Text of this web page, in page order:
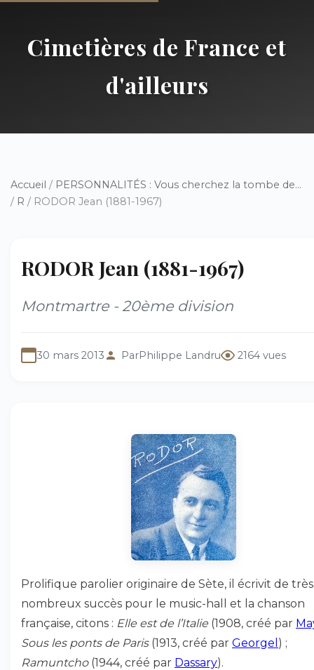
Cimetières de France et
d'ailleurs
Accueil / PERSONNALITÉS : Vous cherchez la tombe de...
/ R / RODOR Jean (1881-1967)
RODOR Jean (1881-1967)
Montmartre - 20ème division
30 mars 2013 ParPhilippe Landru 2164 vues
Prolifique parolier originaire de Sète, il écrivit de très
nombreux succès pour le music-hall et la chanson
française, citons : Elle est de l’Italie (1908, créé par
Sous les ponts de Paris(1913, créé par Georgel ) ;
Ramuntcho(1944, créé par Dassary).